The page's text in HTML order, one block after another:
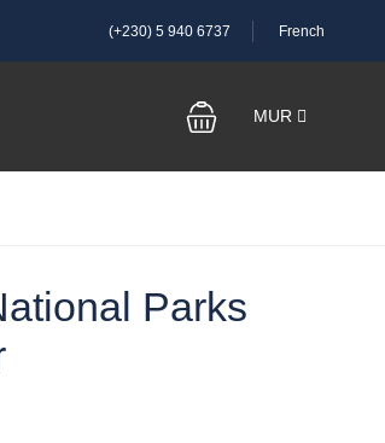
(+230) 5 940 6737 French
MUR
Parks